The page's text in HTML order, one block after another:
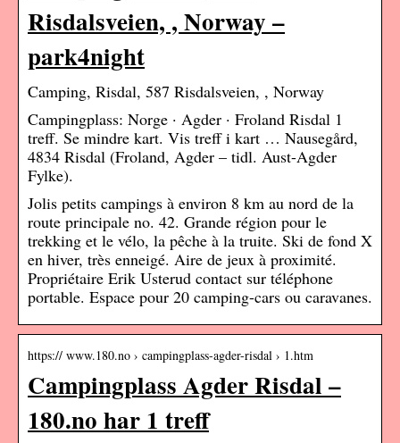
Risdalsveien, , Norway –
park4night
Camping, Risdal, 587 Risdalsveien, , Norway
Campingplass: Norge · Agder · Froland Risdal 1
treff. Se mindre kart. Vis treff i kart … Nausegård,
4834 Risdal (Froland, Agder – tidl. Aust-Agder
Fylke).
Jolis petits campings à environ 8 km au nord de la
route principale no. 42. Grande région pour le
trekking et le vélo, la pêche à la truite. Ski de fond X
en hiver, très enneigé. Aire de jeux à proximité.
Propriétaire Erik Usterud contact sur téléphone
portable. Espace pour 20 camping-cars ou caravanes.
https:// www.180.no › campingplass-agder-risdal › 1.htm
Campingplass Agder Risdal –
180.no har 1 treff